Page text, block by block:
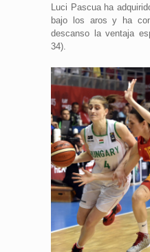
Luci Pascua ha
bajo los aros y ha
descanso la ventaja
34).